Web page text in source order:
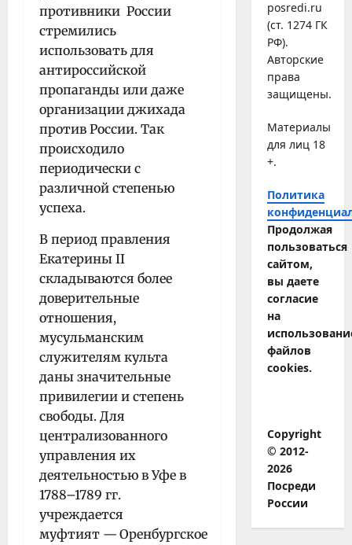
противники России
стремились
использовать для
антироссийской
пропаганды или даже
организации джихада
против России. Так
происходило
периодически с
различной степенью
успеха.
В период правления
Екатерины II
складываются более
доверительные
отношения,
мусульманским
служителям культа
даны значительные
привилегии и степень
свободы. Для
централизованного
управления их
деятельностью в Уфе в
1788–1789 гг.
учреждается
муфтият — Оренбургское
posredi.ru
(ст. 1274 ГК
РФ).
Авторские
права
защищены.
Материалы
для лиц 18
+.
Политика
Продолжая
пользоваться
сайтом,
вы даете
согласие
на
файлов
cookies.
Copyright
© 2012-
2026
Посреди
России